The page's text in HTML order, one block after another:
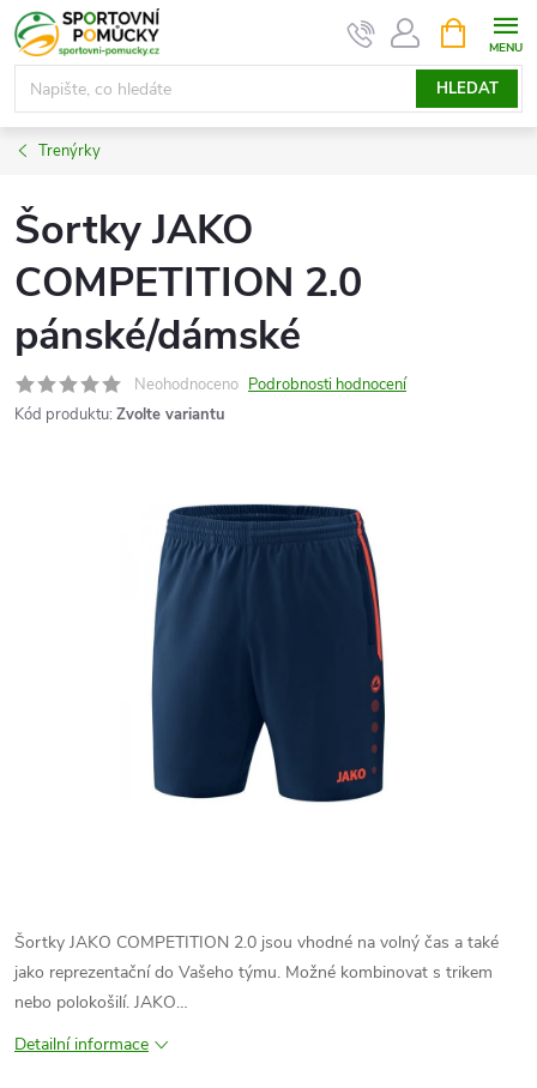
Přejít
na
obsah
HLEDAT
NÁKUPNÍ
KOŠÍK
Trenýrky
Šortky JAKO
COMPETITION 2.0
pánské/dámské
Neohodnoceno Podrobnosti hodnocení
Kód produktu: Zvolte variantu
Šortky JAKO COMPETITION 2.0 jsou vhodné na volný čas a také
jako reprezentační do Vašeho týmu. Možné kombinovat s trikem
nebo polokošilí. JAKO…
Detailní informace